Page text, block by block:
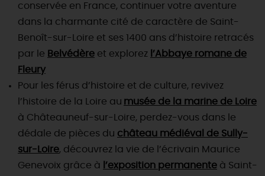
conservée en France, continuer votre aventure
dans la charmante cité de caractère de Saint-
Benoît-sur-Loire et ses 1400 ans d’histoire retracés
par le Belvédère et explorez l’Abbaye romane de
Fleury
Pour les férus d’histoire et de culture, revivez
l’histoire de la Loire au musée de la marine de Loire
à Châteauneuf-sur-Loire, perdez-vous dans le
dédale de pièces du château médiéval de Sully-
sur-Loire, découvrez la vie de l’écrivain Maurice
Genevoix grâce à
l’exposition permanente à Saint-